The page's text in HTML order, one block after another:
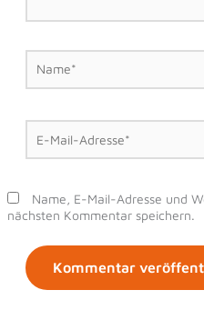
Name*
E-
Mail-
Adresse*
Name, E-Mail-Adresse und
nächsten Kommentar speichern.